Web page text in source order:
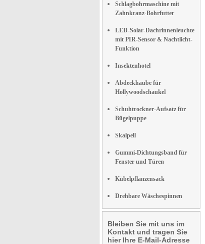
Schlagbohrmaschine mit
Zahnkranz-Bohrfutter
LED-Solar-Dachrinnenleuchte
mit PIR-Sensor & Nachtlicht-
Funktion
Insektenhotel
Abdeckhaube für
Hollywoodschaukel
Schuhtrockner-Aufsatz für
Bügelpuppe
Skalpell
Gummi-Dichtungsband für
Fenster und Türen
Kübelpflanzensack
Drehbare Wäschespinnen
Bleiben Sie mit uns im
Kontakt und tragen Sie
hier Ihre E-Mail-Adresse